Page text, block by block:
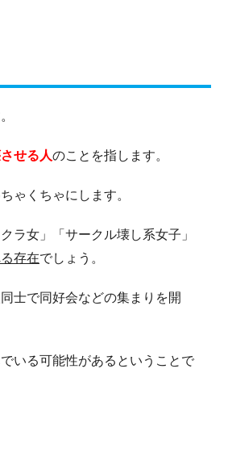
せる人のことを指します。
ゃくちゃにします。
ラ女」「サークル壊し系女子」
存在でしょう。
士で同好会などの集まりを開
いる可能性があるということで